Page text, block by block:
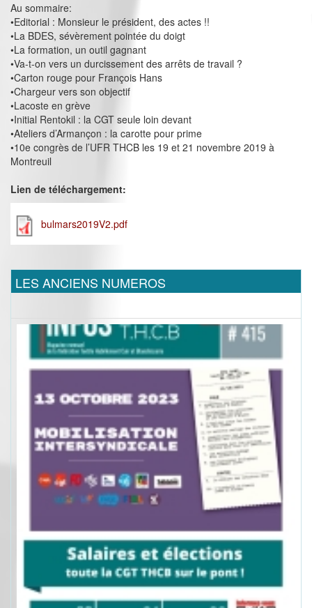
Au sommaire:
•Editorial : Monsieur le président, des actes !!
•La BDES, sévèrement pointée du doigt
•La formation, un outil gagnant
•Va-t-on vers un durcissement des arrêts de travail ?
•Carton rouge pour François Hans
•Chargeur vers son objectif
•Lacoste en grève
•Initial Rentokil : la CGT seule loin devant
•Ateliers d’Armançon : la carotte pour prime
•10e congrès de l’UFR THCB les 19 et 21 novembre 2019 à
Montreuil
Lien de téléchargement:
bulmars2019V2.pdf
LES ANCIENS NUMEROS